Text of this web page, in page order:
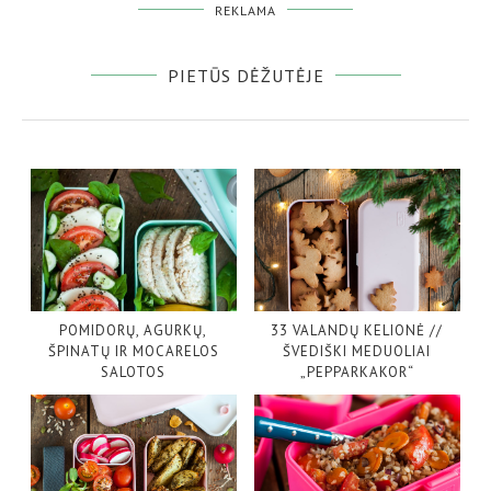
REKLAMA
PIETŪS DĖŽUTĖJE
POMIDORŲ, AGURKŲ,
ŠPINATŲ IR MOCARELOS
SALOTOS
33 VALANDŲ KELIONĖ //
ŠVEDIŠKI MEDUOLIAI
„PEPPARKAKOR“